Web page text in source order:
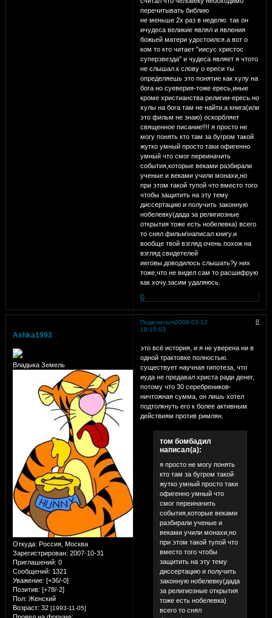
перечитывать библию
не меньше 2х раз в неделю. так он
ичудеса великие являл и явления
божьей матери удостоился.а вот о
ком то кто читает "иисус христос
суперзвезда" и чудеса являет я чтото
не слышал.к слову о ереси ты
определяешь это понятие как хулу на
бога но суеверия-тоже ересь,иные
кроме христианства религии-ересь.но
хулы на бога там не найти.а книга(или
это фильм не знаю) оскорбляет
священное писание!!!! я просто не
могу понять кто там за бугром такой
жутко умный просто таки офигенно
умный что смог переиначить
события,которые веками разбирали
ученые и веками учили монахи,но
при этом такой тупой что вместо того
чтобы защитить на эту тему
диссертацию и получить законную
нобелевку(дада за религиозные
открытия тоже есть нобелевка) всего
то снял фильм\написал книгу.и
вообще твой взгляд очень похож на
взгляд свидетелей
иеговы.доводилось слышать?у них
тоже,что не видел сам то расшифрую
как хочу.засим удаляюсь.
0
Поделиться 8
2008-03-12
18:15:03
Ashka1993
Владыка Земель
Откуда: Россия, Москва
Зарегистрирован: 2007-10-31
Приглашений: 0
Сообщений: 1321
Уважение: [+36/-0]
Позитив: [+78/-2]
Пол: Женский
Возраст: 32 [1993-11-05]
это всё история, и я не уверена ни в
одной трактовке полностью.
существует научная гипотеза, что
иуда не предавал христа ради денег,
потому что 30 серебреников-
ничтожная сумма, он лишь хотел
подтолкнуть его к более активным
действиям против римлян.
том бомбадил
написал(а):
я просто не могу понять
кто там за бугром такой
жутко умный просто таки
офигенно умный что
смог переиначить
события,которые веками
разбирали ученые и
веками учили монахи,но
при этом такой тупой что
вместо того чтобы
защитить на эту тему
диссертацию и получить
законную нобелевку(дада
за религиозные открытия
тоже есть нобелевка)
всего то снял